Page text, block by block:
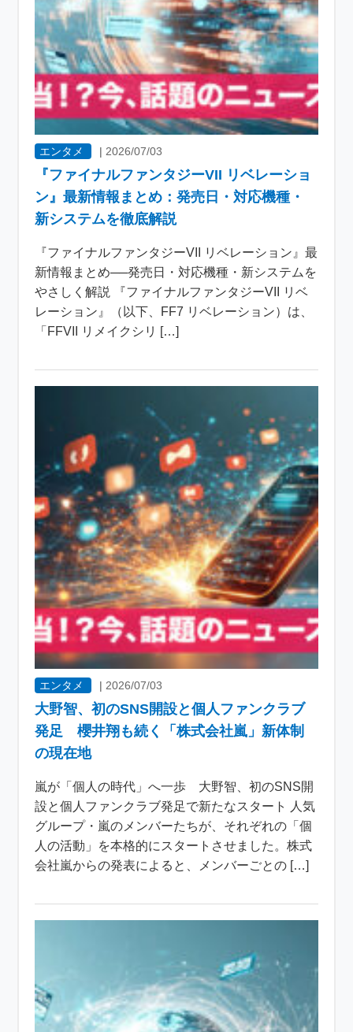
エンタメ | 2026/07/03
『ファイナルファンタジーVII リベレーショ
ン』最新情報まとめ：発売日・対応機種・
新システムを徹底解説
『ファイナルファンタジーVII リベレーション』最
新情報まとめ──発売日・対応機種・新システムを
やさしく解説 『ファイナルファンタジーVII リベ
レーション』（以下、FF7 リベレーション）は、
「FFVII リメイクシリ […]
エンタメ | 2026/07/03
大野智、初のSNS開設と個人ファンクラブ
発足 櫻井翔も続く「株式会社嵐」新体制
の現在地
嵐が「個人の時代」へ一歩 大野智、初のSNS開
設と個人ファンクラブ発足で新たなスタート 人気
グループ・嵐のメンバーたちが、それぞれの「個
人の活動」を本格的にスタートさせました。株式
会社嵐からの発表によると、メンバーごとの […]